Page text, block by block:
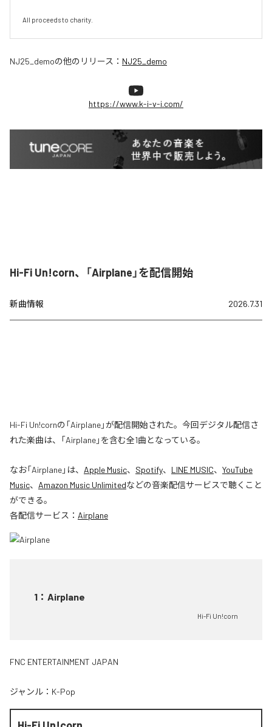
All proceeds to charity.
NJ25_demoの他のリリース： NJ25_demo
https://www.k-i-v-i.com/
Hi-Fi Un!corn、「Airplane」を配信開始
新曲情報 2026.7.31
Hi-Fi Un!cornの「Airplane」が配信開始された。今回デジタル配信さ
れた楽曲は、「Airplane」を含む全1曲となっている。
なお「Airplane」は、 Apple Music、 Spotify、 LINE MUSIC、 YouTube
Music、 Amazon Music Unlimitedなどの音楽配信サービスで聴くこと
ができる。
各配信サービス： Airplane
1 ： Airplane
Hi-Fi Un!corn
FNC ENTERTAINMENT JAPAN
ジャンル： K-Pop